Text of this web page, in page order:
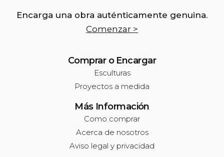
Encarga una obra auténticamente genuina.
Comenzar >
Comprar o Encargar
Esculturas
Proyectos a medida
Más Información
Como comprar
Acerca de nosotros
Aviso legal y privacidad